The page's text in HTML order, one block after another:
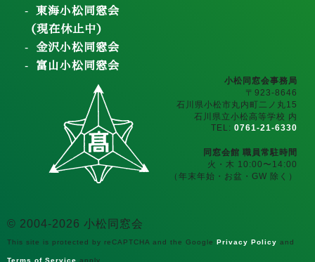
東海小松同窓会
（現在休止中）
金沢小松同窓会
富山小松同窓会
小松同窓会事務局
〒923-8646
石川県小松市丸内町二ノ丸15
石川県立小松高等学校 内
TEL: 0761-21-6330
同窓会館 職員常駐時間
火・木 10:00〜14:00
（年末年始・お盆・GW 除く）
© 2004-2026 小松同窓会
This site is protected by reCAPTCHA and the Google Privacy Policy and
Terms of Service apply.